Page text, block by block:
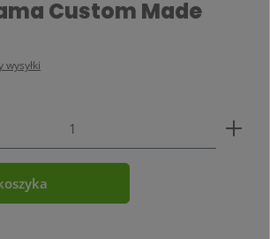
Custom Made
wysyłki
Wprowadź żądaną ilość lub użyj